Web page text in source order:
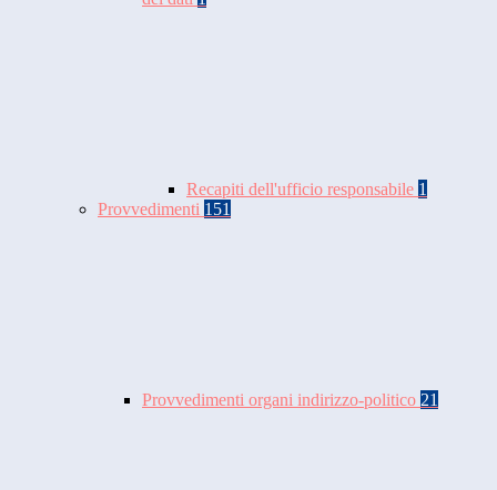
Recapiti dell'ufficio responsabile 1
Provvedimenti 151
Provvedimenti organi indirizzo-politico 21